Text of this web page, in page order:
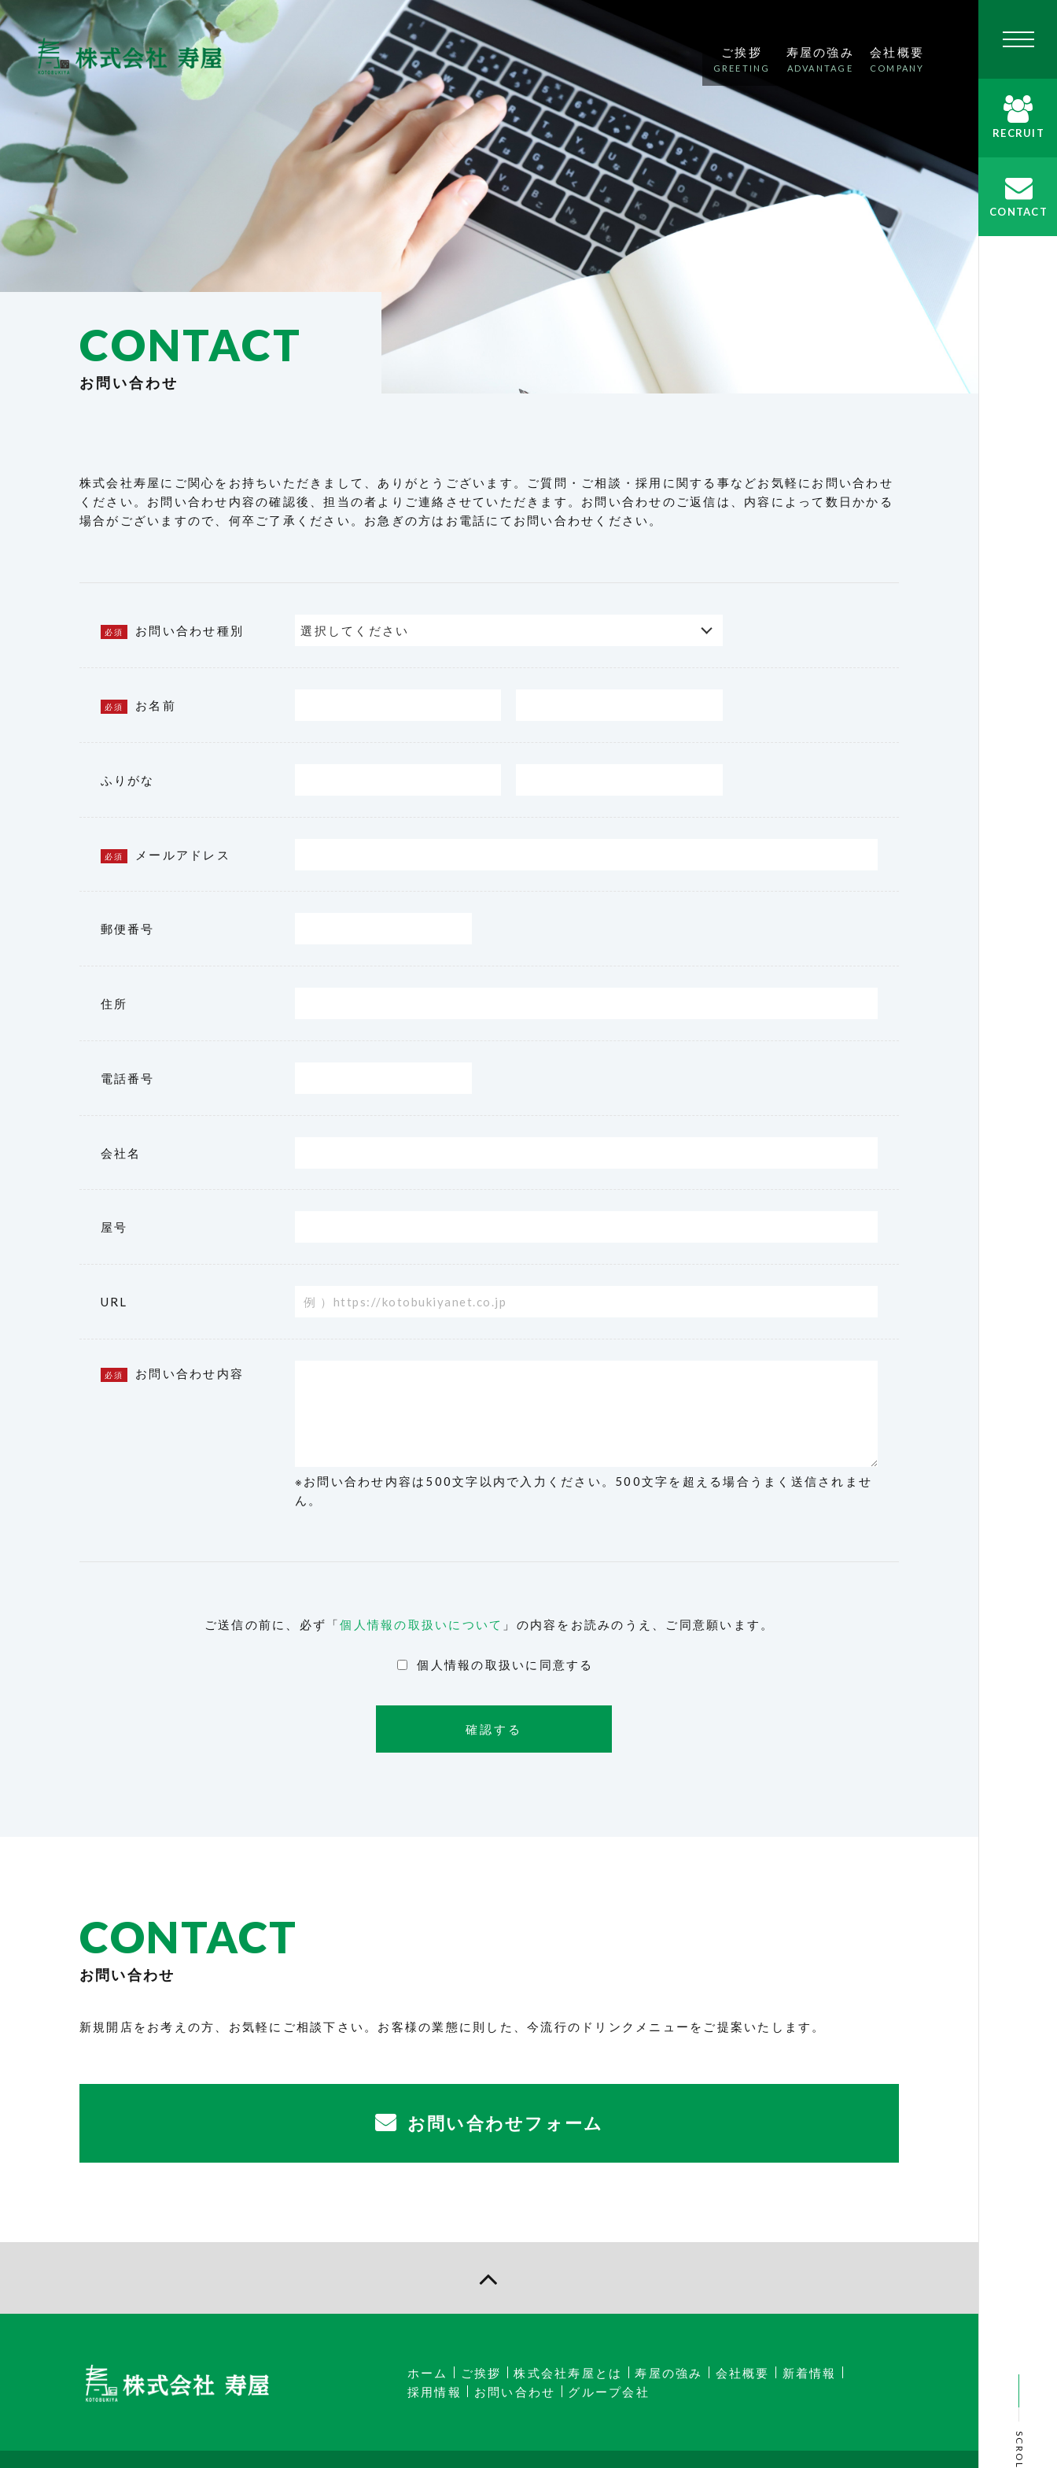
ご挨拶
GREETING
寿屋の強み
ADVANTAGE
会社概要
COMPANY
RECRUIT
CONTACT
SCROLL
CONTACT
お問い合わせ
株式会社寿屋にご関心をお持ちいただきまして、ありがとうございます。ご質問・ご相談・採用に関する事などお気軽にお問い合わせ
ください。お問い合わせ内容の確認後、担当の者よりご連絡させていただきます。お問い合わせのご返信は、内容によって数日かかる
場合がございますので、何卒ご了承ください。お急ぎの方はお電話にてお問い合わせください。
必須 お問い合わせ種別
必須 お名前
ふりがな
必須 メールアドレス
郵便番号
住所
電話番号
会社名
屋号
URL
必須 お問い合わせ内容
※お問い合わせ内容は500文字以内で入力ください。500文字を超える場合うまく送信されませ
ん。
ご送信の前に、必ず「個人情報の取扱いについて 」の内容をお読みのうえ、ご同意願います。
個人情報の取扱いに同意する
CONTACT
お問い合わせ
新規開店をお考えの方、お気軽にご相談下さい。お客様の業態に則した、今流行のドリンクメニューをご提案いたします。
お問い合わせフォーム
ホーム ご挨拶 株式会社寿屋とは 寿屋の強み 会社概要
新着情報
採用情報
お問い合わせ グループ会社